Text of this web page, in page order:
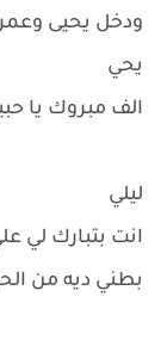
ودخل يحيى
يحي
الف مبروك يا
ليلي
انت بتبارك لي
بطني ديه من